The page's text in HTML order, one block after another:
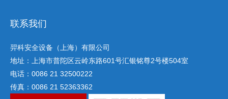
联系我们
羿科安全设备（上海）有限公司
地址：上海市普陀区云岭东路601号汇银铭尊2号楼504室
电话：0086 21 32500222
传真：0086 21 52363362